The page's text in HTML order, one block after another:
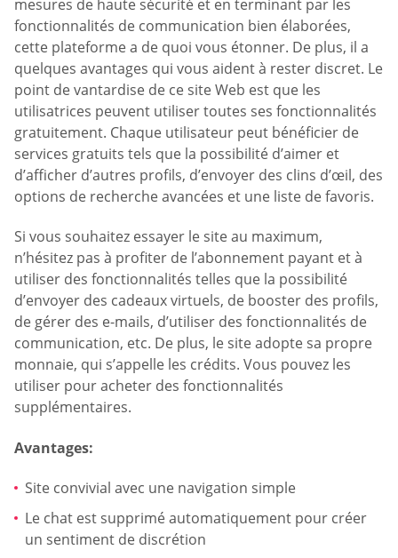
mesures de haute sécurité et en terminant par les
fonctionnalités de communication bien élaborées,
cette plateforme a de quoi vous étonner. De plus, il a
quelques avantages qui vous aident à rester discret. Le
point de vantardise de ce site Web est que les
utilisatrices peuvent utiliser toutes ses fonctionnalités
gratuitement. Chaque utilisateur peut bénéficier de
services gratuits tels que la possibilité d’aimer et
d’afficher d’autres profils, d’envoyer des clins d’œil, des
options de recherche avancées et une liste de favoris.
Si vous souhaitez essayer le site au maximum,
n’hésitez pas à profiter de l’abonnement payant et à
utiliser des fonctionnalités telles que la possibilité
d’envoyer des cadeaux virtuels, de booster des profils,
de gérer des e-mails, d’utiliser des fonctionnalités de
communication, etc. De plus, le site adopte sa propre
monnaie, qui s’appelle les crédits. Vous pouvez les
utiliser pour acheter des fonctionnalités
supplémentaires.
Avantages:
Site convivial avec une navigation simple
Le chat est supprimé automatiquement pour créer
un sentiment de discrétion